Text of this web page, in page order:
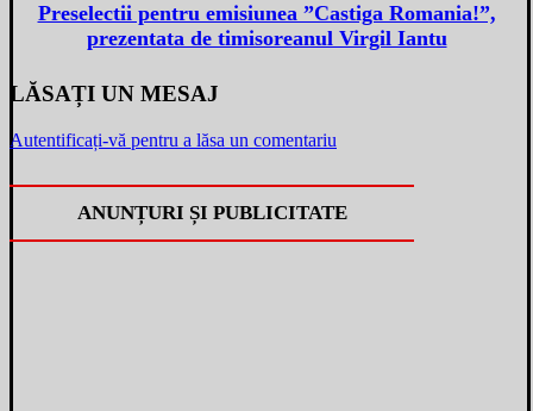
Preselectii pentru emisiunea ”Castiga Romania!”,
prezentata de timisoreanul Virgil Iantu
LĂSAȚI UN MESAJ
Autentificați-vă pentru a lăsa un comentariu
ANUNȚURI ȘI PUBLICITATE